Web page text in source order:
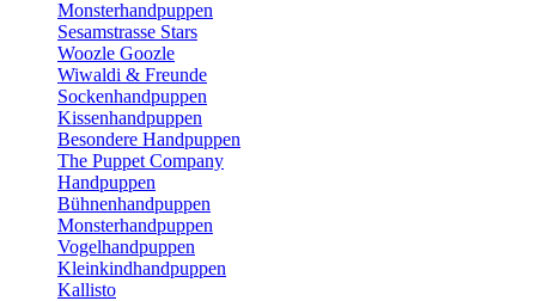
Monsterhandpuppen
Sesamstrasse Stars
Woozle Goozle
Wiwaldi & Freunde
Sockenhandpuppen
Kissenhandpuppen
Besondere Handpuppen
The Puppet Company
Handpuppen
Bühnenhandpuppen
Monsterhandpuppen
Vogelhandpuppen
Kleinkindhandpuppen
Kallisto